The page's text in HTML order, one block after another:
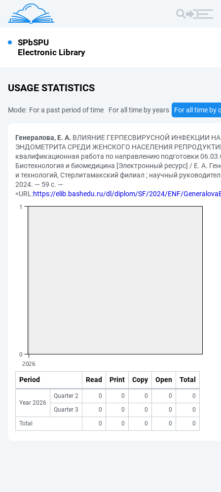
SPbSPU
Electronic Library
USAGE STATISTICS
Mode: For a past period of time For all time by years For all time by
Генералова, Е. А. ВЛИЯНИЕ ГЕРПЕСВИРУСНОЙ ИНФЕКЦИИ
ЭНДОМЕТРИТА СРЕДИ ЖЕНСКОГО НАСЕЛЕНИЯ
квалификационная работа по направлению подготовки
Биотехнология и биомедицина [Электронный ресурс] / Е. А.
и технологий, Стерлитамакский филиал ; научный
2024. — 59 с. —
<URL:https://elib.bashedu.ru/dl/diplom/SF/2024/ENF/
Period Read Print Copy Open Total
Year 2026
Quarter 2 0 0 0 0
0
Quarter 3
0 0 0 0
0
Total
0 0 0 0 0